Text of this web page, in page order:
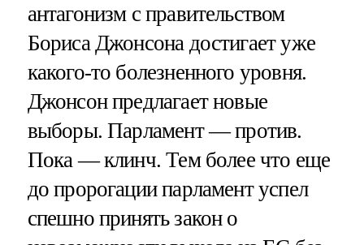
антагонизм с правительством
Бориса Джонсона достигает уже
какого-то болезненного уровня.
Джонсон предлагает новые
выборы. Парламент — против.
Пока — клинч. Тем более что еще
до пророгации парламент успел
спешно принять закон о